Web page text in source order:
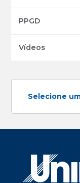
PPGD
Vídeos
Selecione